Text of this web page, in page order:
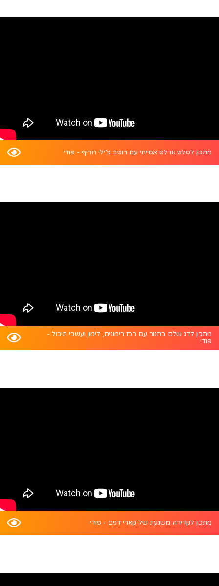
מתכון לסלט נודלס אסייתי עם רוטב צ’ילי חריף - פודי
מתכון לדג שלם בתנור עם רכז רימונים, לימון ועשבי תיבול -
פודי
מתכון לקדירה משגעת של קארי דגים - פודי